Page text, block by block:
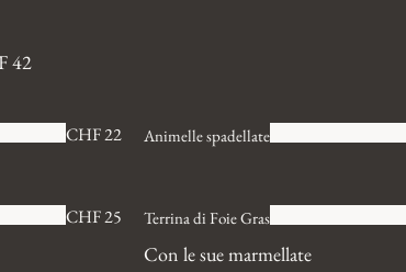
42
CHF 22 Animelle spadellate
CHF 25 Terrina di Foie Gras
Con le sue marmellate